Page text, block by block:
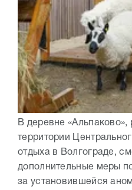
В деревне
территории
отдыха в Волгограде,
дополнительные меры
за установившейся